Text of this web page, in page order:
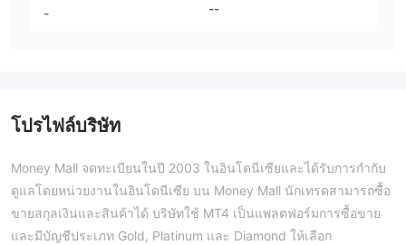
-
--
โปรไฟล์บริษัท
Money Mall จดทะเบียนในปี 2003 ในอินโดนีเซียและได้รับการกำกับ
ดูแลโดยหน่วยงานในอินโดนีเซีย บน Money Mall นักเทรดสามารถซื้อ
ขายสกุลเงินและสินค้าได้ บริษัทใช้ MT4 เป็นแพลตฟอร์มการซื้อขาย
และมีบัญชีประเภท Gold, Platinum และ Diamond ให้เลือก